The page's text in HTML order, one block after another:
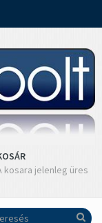
kosara jelenleg üres